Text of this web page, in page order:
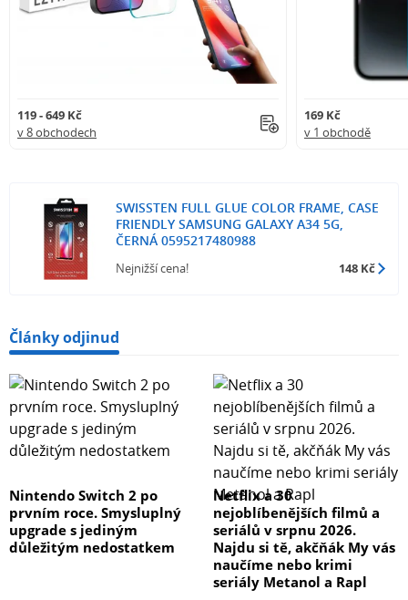
119 - 649 Kč
v 8 obchodech
169 Kč
v 1 obchodě
SWISSTEN FULL GLUE COLOR FRAME, CASE
FRIENDLY SAMSUNG GALAXY A34 5G,
ČERNÁ 0595217480988
Nejnižší cena! 148 Kč
Články odjinud
Nintendo Switch 2 po
prvním roce. Smysluplný
upgrade s jediným
důležitým nedostatkem
Netflix a 30
nejoblíbenějších filmů a
seriálů v srpnu 2026.
Najdu si tě, akčňák My vás
naučíme nebo krimi
seriály Metanol a Rapl